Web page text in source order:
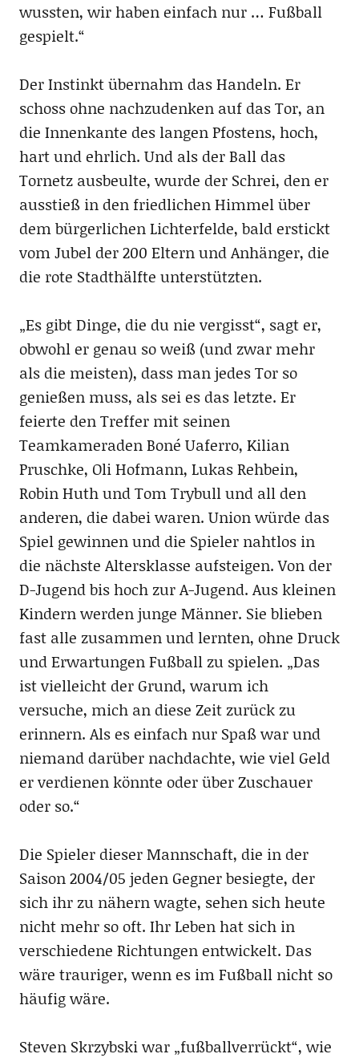
wussten, wir haben einfach nur … Fußball
gespielt.“
Der Instinkt übernahm das Handeln. Er
schoss ohne nachzudenken auf das Tor, an
die Innenkante des langen Pfostens, hoch,
hart und ehrlich. Und als der Ball das
Tornetz ausbeulte, wurde der Schrei, den er
ausstieß in den friedlichen Himmel über
dem bürgerlichen Lichterfelde, bald erstickt
vom Jubel der 200 Eltern und Anhänger, die
die rote Stadthälfte unterstützten.
„Es gibt Dinge, die du nie vergisst“, sagt er,
obwohl er genau so weiß (und zwar mehr
als die meisten), dass man jedes Tor so
genießen muss, als sei es das letzte. Er
feierte den Treffer mit seinen
Teamkameraden Boné Uaferro, Kilian
Pruschke, Oli Hofmann, Lukas Rehbein,
Robin Huth und Tom Trybull und all den
anderen, die dabei waren. Union würde das
Spiel gewinnen und die Spieler nahtlos in
die nächste Altersklasse aufsteigen. Von der
D-Jugend bis hoch zur A-Jugend. Aus kleinen
Kindern werden junge Männer. Sie blieben
fast alle zusammen und lernten, ohne Druck
und Erwartungen Fußball zu spielen. „Das
ist vielleicht der Grund, warum ich
versuche, mich an diese Zeit zurück zu
erinnern. Als es einfach nur Spaß war und
niemand darüber nachdachte, wie viel Geld
er verdienen könnte oder über Zuschauer
oder so.“
Die Spieler dieser Mannschaft, die in der
Saison 2004/05 jeden Gegner besiegte, der
sich ihr zu nähern wagte, sehen sich heute
nicht mehr so oft. Ihr Leben hat sich in
verschiedene Richtungen entwickelt. Das
wäre trauriger, wenn es im Fußball nicht so
häufig wäre.
Steven Skrzybski war „fußballverrückt“, wie